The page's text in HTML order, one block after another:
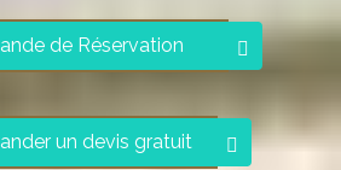
de Réservation
un devis gratuit